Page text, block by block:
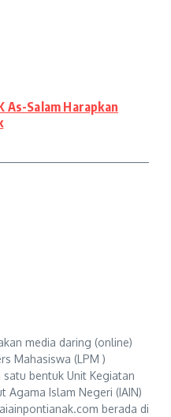
As-Salam Harapkan
media daring (online)
Mahasiswa (LPM )
bentuk Unit Kegiatan
Agama Islam Negeri (IAIN)
berada di